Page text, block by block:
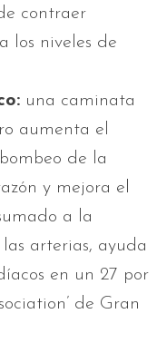
contraer
los niveles de
una caminata
aumenta el
de la
y mejora el
a la
arterias, ayuda
en un 27 por
de Gran